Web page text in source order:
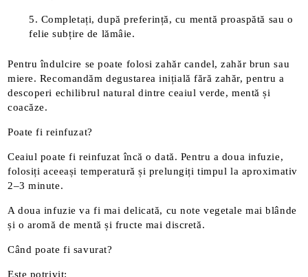
Completați, după preferință, cu mentă proaspătă sau o
felie subțire de lămâie.
Pentru îndulcire se poate folosi zahăr candel, zahăr brun sau
miere. Recomandăm degustarea inițială fără zahăr, pentru a
descoperi echilibrul natural dintre ceaiul verde, mentă și
coacăze.
Poate fi reinfuzat?
Ceaiul poate fi reinfuzat încă o dată. Pentru a doua infuzie,
folosiți aceeași temperatură și prelungiți timpul la aproximativ
2–3 minute.
A doua infuzie va fi mai delicată, cu note vegetale mai blânde
și o aromă de mentă și fructe mai discretă.
Când poate fi savurat?
Este potrivit: